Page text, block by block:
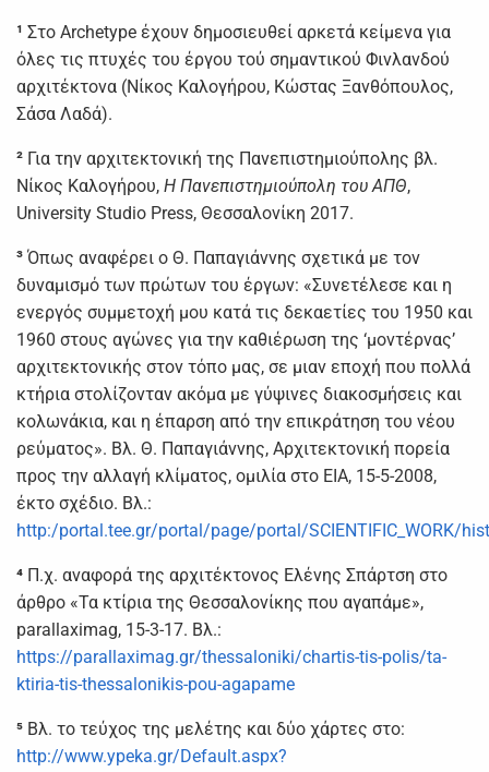
¹ Στο Αrchetype έχουν δημοσιευθεί αρκετά κείμενα για
όλες τις πτυχές του έργου τού σημαντικού Φινλανδού
αρχιτέκτονα (Νίκος Καλογήρου, Κώστας Ξανθόπουλος,
Σάσα Λαδά).
² Για την αρχιτεκτονική της Πανεπιστημιούπολης βλ.
Νίκος Καλογήρου, Η Πανεπιστημιούπολη του ΑΠΘ,
University Studio Press, Θεσσαλονίκη 2017.
³ Όπως αναφέρει ο Θ. Παπαγιάννης σχετικά με τον
δυναμισμό των πρώτων του έργων: «Συνετέλεσε και η
ενεργός συμμετοχή μου κατά τις δεκαετίες του 1950 και
1960 στους αγώνες για την καθιέρωση της ‘μοντέρνας’
αρχιτεκτονικής στον τόπο μας, σε μιαν εποχή που πολλά
κτήρια στολίζονταν ακόμα με γύψινες διακοσμήσεις και
κολωνάκια, και η έπαρση από την επικράτηση του νέου
ρεύματος». Βλ. Θ. Παπαγιάννης, Αρχιτεκτονική πορεία
προς την αλλαγή κλίματος, ομιλία στο ΕΙΑ, 15-5-2008,
έκτο σχέδιο. Βλ.:
http:/portal.tee.gr/portal/page/portal/SCIENTIFIC_WORK/
⁴ Π.χ. αναφορά της αρχιτέκτονος Ελένης Σπάρτση στο
άρθρο «Τα κτίρια της Θεσσαλονίκης που αγαπάμε»,
parallaximag, 15-3-17. Βλ.:
https://parallaximag.gr/thessaloniki/chartis-tis-polis/ta-
ktiria-tis-thessalonikis-pou-agapame
⁵ Βλ. το τεύχος της μελέτης και δύο χάρτες στο:
http://www.ypeka.gr/Default.aspx?